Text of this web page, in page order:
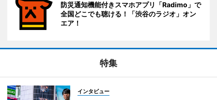
防災通知機能付きスマホアプリ「Radimo」で
全国どこでも聴ける！「渋谷のラジオ」オン
エア！
特集
インタビュー